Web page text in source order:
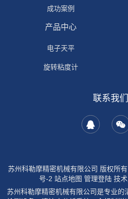
成功案例
产品中心
电子天平
旋转粘度计
联系我们
苏州科勒摩精密机械有限公司 版权所有
号-2 站点地图 管理登陆技术
苏州科勒摩精密机械有限公司是专业的